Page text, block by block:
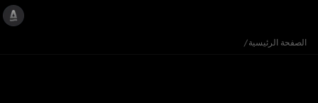
الصفحة الرئيسية/